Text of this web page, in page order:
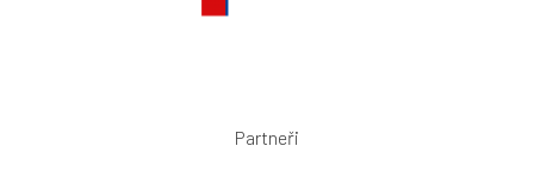
Partneři